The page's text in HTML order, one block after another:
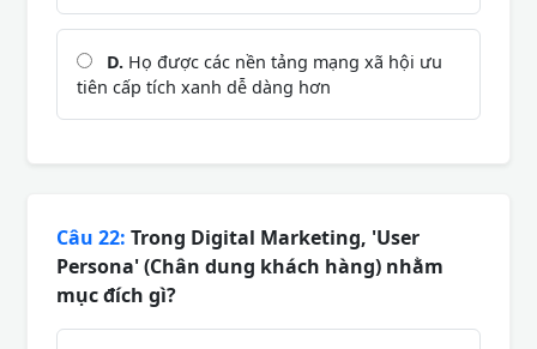
D. Họ được các nền tảng mạng xã hội ưu
tiên cấp tích xanh dễ dàng hơn
Câu 22: Trong Digital Marketing, 'User
Persona' (Chân dung khách hàng) nhằm
mục đích gì?